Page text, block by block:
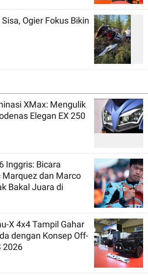
Ogier Fokus Bikin
XMax: Mengulik
Elegan EX 250
Inggris: Bicara
Marquez dan Marco
Bakal Juara di
X 4x4 Tampil Gahar
dengan Konsep Off-
2026